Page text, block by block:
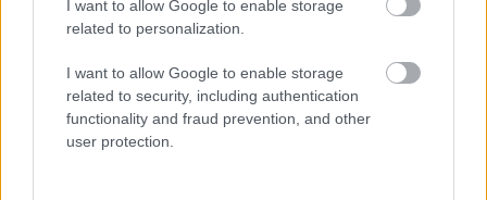
I want to allow Google to enable storage
related to personalization.
I want to allow Google to enable storage
related to security, including authentication
functionality and fraud prevention, and other
user protection.